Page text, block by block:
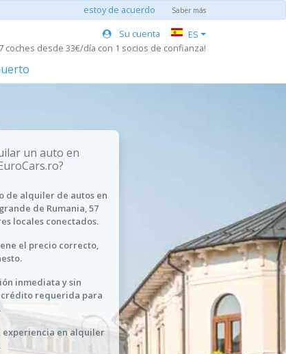
estoy de acuerdo Saber más
Su cuenta
ES
coches desde 33€/día con 1 socios de confianza!
un auto en
de alquiler de autos en
de Rumania, 57
locales conectados.
el precio correcto,
inmediata y sin
requerida para
experiencia en alquiler